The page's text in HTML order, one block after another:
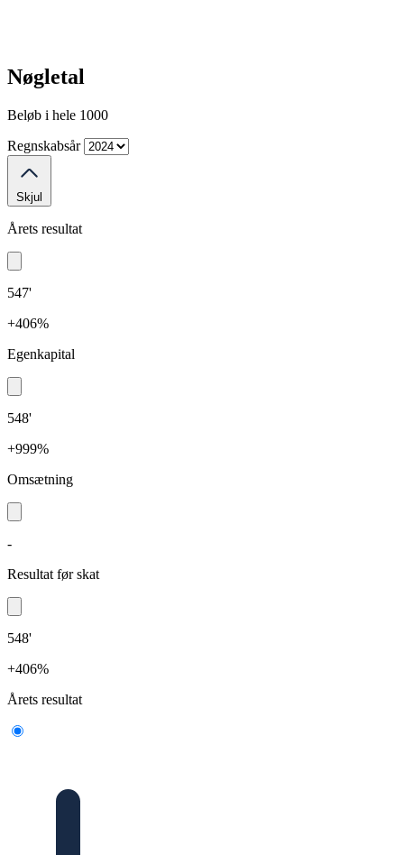
Nøgletal
Beløb i hele 1000
Regnskabsår
Skjul
Årets resultat
547'
+406%
Egenkapital
548'
+999%
Omsætning
-
Resultat før skat
548'
+406%
Årets resultat